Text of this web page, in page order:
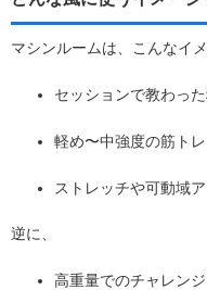
マシンルームは、こんなイ
セッションで教わっ
軽め〜中強度の筋ト
ストレッチや可動域
逆に、
高重量でのチャレンジ